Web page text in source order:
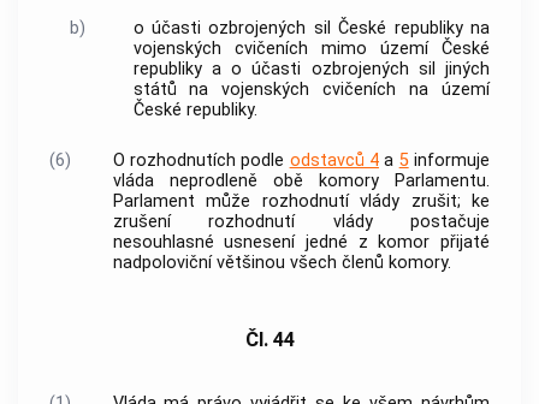
b)
o účasti ozbrojených sil České republiky na
vojenských cvičeních mimo území České
republiky a o účasti ozbrojených sil jiných
států na vojenských cvičeních na území
České republiky.
(6) O rozhodnutích podle odstavců 4a 5informuje
vládaneprodleně obě komory Parlamentu.
Parlament může rozhodnutí vlády zrušit; ke
zrušení rozhodnutí vládypostačuje
nesouhlasné usnesení jedné z komor přijaté
nadpoloviční většinou všech členů komory.
Čl. 44